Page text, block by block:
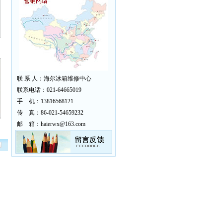
联 系 人：海尔冰箱维修中心
联系电话：021-64665019
手 机：13816568121
传 真：86-021-54659232
邮 箱：haierwx@163.com